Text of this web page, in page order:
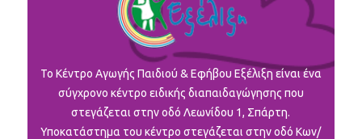
To Κέντρο Αγωγής Παιδιού & Εφήβου Εξέλιξη είναι ένα
σύγχρονο κέντρο ειδικής διαπαιδαγώγησης που
στεγάζεται στην οδό Λεωνίδου 1, Σπάρτη.
Υποκατάστημα του κέντρο στεγάζεται στην οδό Κων/